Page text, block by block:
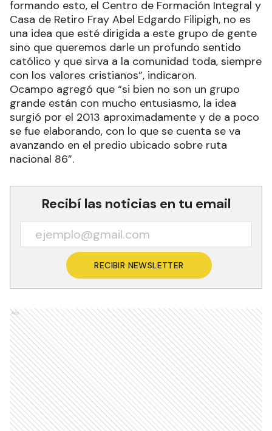
formando esto, el Centro de Formación Integral y
Casa de Retiro Fray Abel Edgardo Filipigh, no es
una idea que esté dirigida a este grupo de gente
sino que queremos darle un profundo sentido
católico y que sirva a la comunidad toda, siempre
con los valores cristianos”, indicaron.
Ocampo agregó que “si bien no son un grupo
grande están con mucho entusiasmo, la idea
surgió por el 2013 aproximadamente y de a poco
se fue elaborando, con lo que se cuenta se va
avanzando en el predio ubicado sobre ruta
nacional 86”.
Recibí las noticias en tu email
RECIBIR NEWSLETTER
Ads